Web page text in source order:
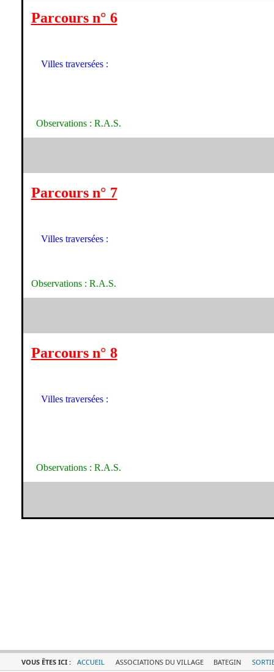
Parcours n° 6
Villes traversées :
Observations : R.A.S.
Parcours n° 7
Villes traversées :
Observations : R.A.S.
Parcours n° 8
Villes traversées :
Observations : R.A.S.
VOUS ÊTES ICI : ACCUEIL ASSOCIATIONS DU VILLAGE BATEGIN